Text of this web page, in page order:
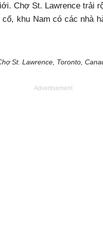
Chợ St. Lawrence trải
khu Nam có các nhà
St. Lawrence, Toronto,
Advertisement